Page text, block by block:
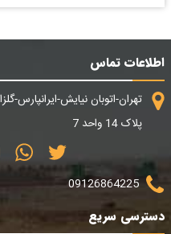
اطلاعات تماس
تهران-اتوبان نیایش-
پلاک 14 واحد 7
09126864225
دسترسی سریع